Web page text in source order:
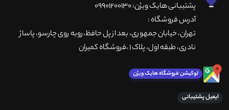
پشتیبانی هایک ویژن: 09901200130
آدرس فروشگاه :
تهران، خيابان جمهوری، بعد از پل حافظ،روبه روی چارسو، پاساژ
نادری، طبقه اول، پلاک 1 ،فروشگاه کمیران
لوکیشن فروشگاه هایک ویژن
ایمیل پشتیبانی